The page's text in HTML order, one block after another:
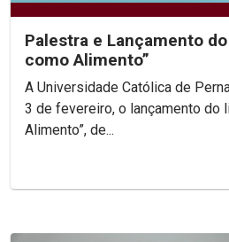
Palestra e Lançamento do
como Alimento”
A Universidade Católica de
3 de fevereiro, o lançamento do
Alimento”, de...